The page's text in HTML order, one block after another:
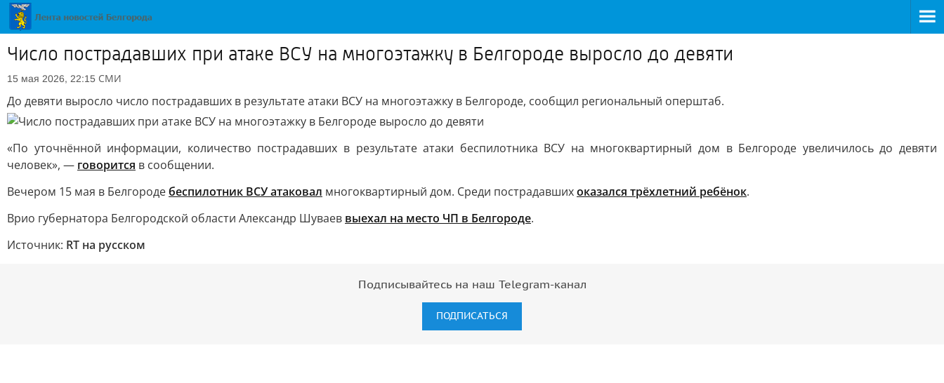
Число пострадавших при атаке ВСУ на многоэтажку в Белгороде выросло до девяти
15 мая 2026, 22:15 СМИ
До девяти выросло число пострадавших в результате атаки ВСУ на многоэтажку в Белгороде, сообщил региональный оперштаб.
«По уточнённой информации, количество пострадавших в результате атаки беспилотника ВСУ на многоквартирный дом в Белгороде увеличилось до девяти
человек», — говорится в сообщении.
Вечером 15 мая в Белгородебеспилотник ВСУ атаковал многоквартирный дом. Среди пострадавшихоказался трёхлетний ребёнок.
Врио губернатора Белгородской области Александр Шуваев выехал на место ЧП в Белгороде.
Источник: RT на русском
Подписывайтесь на наш Telegram-канал
ПОДПИСАТЬСЯ